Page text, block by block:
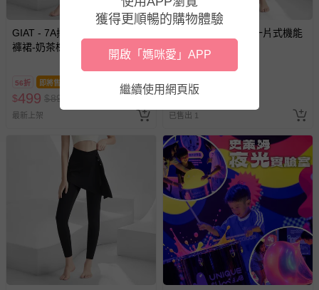
GIAT - 7A抑菌兩穿一片式機能
褲裙-奶茶棕
56折 即將售完
$499 $899
最新上架
GIAT - 7A抑菌兩穿一片式機能
褲裙-岩石灰
56折 即將售完
$499
已售出 1
獲得更順暢的購物體驗
開啟「媽咪愛」APP
繼續使用網頁版